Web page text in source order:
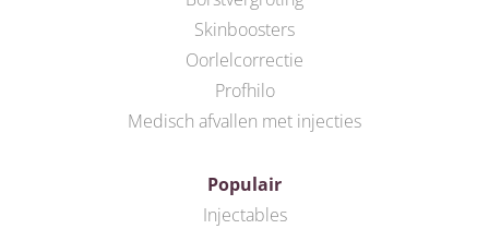
Skinboosters
Oorlelcorrectie
Profhilo
Medisch afvallen met injecties
Populair
Injectables